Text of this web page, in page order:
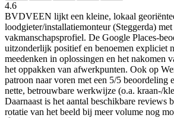
4.6
BVDVEEN lijkt een kleine, lokaal
loodgieter/installatiemonteur (Steggerda)
vakmanschapsprofiel. De Google Places-
uitzonderlijk positief en benoemen expliciet
meedenken in oplossingen en het nakomen
het oppakken van afwerkpunten. Ook op
patroon naar voren met een 5/5 beoordeling
nette, betrouwbare werkwijze (o.a. kraan-/
Daarnaast is het aantal beschikbare reviews
rotatie van het beeld bij meer volume nog